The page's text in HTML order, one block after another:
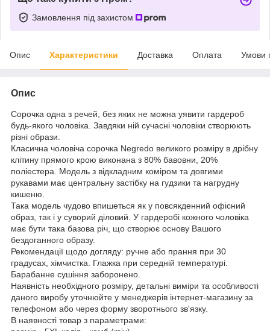
Замовлення під захистом
Опис Характеристики Доставка Оплата Умови
Опис
Сорочка одна з речей, без яких не можна уявити гардероб
будь-якого чоловіка. Завдяки ній сучасні чоловіки створюють
різні образи.
Класична чоловіча сорочка Negredo великого розміру в дрібну
клітину прямого крою виконана з 80% бавовни, 20%
поліестера. Модель з відкладним коміром та довгими
рукавами має центральну застібку на гудзики та нагрудну
кишеню.
Така модель чудово впишеться як у повсякденний офісний
образ, так і у суворий діловий. У гардеробі кожного чоловіка
має бути така базова річ, що створює основу Вашого
бездоганного образу.
Рекомендації щодо догляду: ручне або прання при 30
градусах, хімчистка. Глажка при середній температурі.
Барабанне сушіння заборонено.
Наявність необхідного розміру, детальні виміри та особливості
даного виробу уточнюйте у менеджерів інтернет-магазину за
телефоном або через форму зворотнього зв'язку.
В наявності товар з параметрами: